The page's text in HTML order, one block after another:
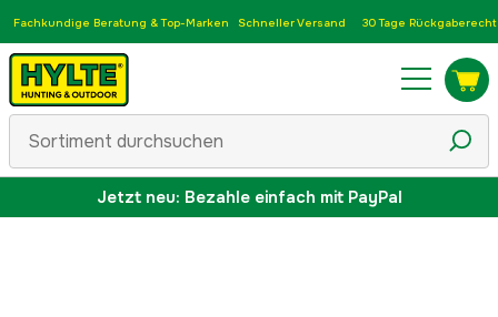
Fachkundige Beratung & Top-Marken Schneller Versand 30 Tage Rückgaberecht
Jetzt neu: Bezahle einfach mit PayPal